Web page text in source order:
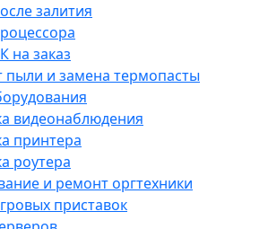
залития
на заказ
пыли и замена термопасты
видеонаблюдения
принтера
роутера
и ремонт оргтехники
приставок